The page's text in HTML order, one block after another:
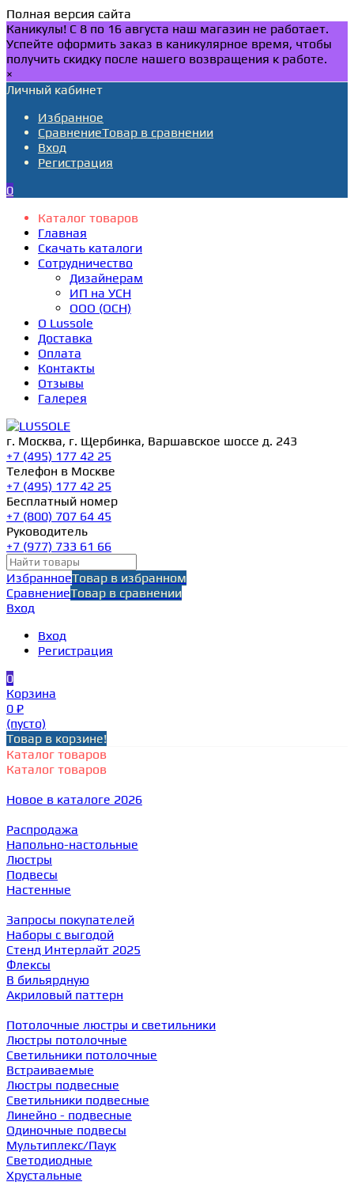
Полная версия сайта
Каникулы! С 8 по 16 августа наш магазин не работает.
Успейте оформить заказ в каникулярное время, чтобы
получить скидку после нашего возвращения к работе.
×
Личный кабинет
Избранное
СравнениеТовар в сравнении
Вход
Регистрация
0
Каталог товаров
Главная
Скачать каталоги
Сотрудничество
Дизайнерам
ИП на УСН
ООО (ОСН)
О Lussole
Доставка
Оплата
Контакты
Отзывы
Галерея
г. Москва, г. Щербинка, Варшавское шоссе д. 243
+7 (495) 177 42 25
Телефон в Москве
+7 (495) 177 42 25
Бесплатный номер
+7 (800) 707 64 45
Руководитель
+7 (977) 733 61 66
ИзбранноеТовар в избранном
СравнениеТовар в сравнении
Вход
Вход
Регистрация
0
Корзина
0 ₽
(пусто)
Товар в корзине!
Каталог товаров
Каталог товаров
Новое в каталоге 2026
Распродажа
Напольно-настольные
Люстры
Подвесы
Настенные
Запросы покупателей
Наборы с выгодой
Стенд Интерлайт 2025
Флексы
В бильярдную
Акриловый паттерн
Потолочные люстры и светильники
Люстры потолочные
Светильники потолочные
Встраиваемые
Люстры подвесные
Светильники подвесные
Линейно - подвесные
Одиночные подвесы
Мультиплекс/Паук
Светодиодные
Хрустальные